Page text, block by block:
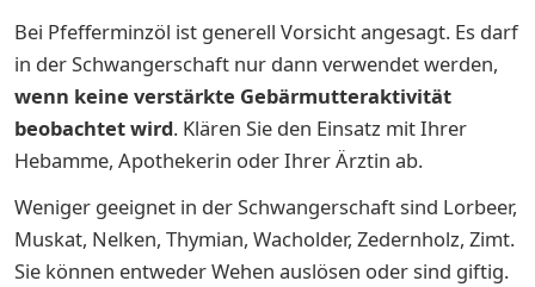
Bei Pfefferminzöl ist generell Vorsicht angesagt. Es darf
in der Schwangerschaft nur dann verwendet werden,
wenn keine verstärkte Gebärmutteraktivität
beobachtet wird. Klären Sie den Einsatz mit Ihrer
Hebamme, Apothekerin oder Ihrer Ärztin ab.
Weniger geeignet in der Schwangerschaft sind Lorbeer,
Muskat, Nelken, Thymian, Wacholder, Zedernholz, Zimt.
Sie können entweder Wehen auslösen oder sind giftig.